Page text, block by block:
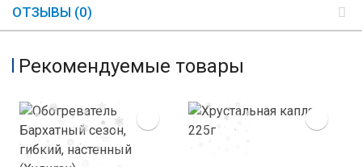
ОТЗЫВЫ (0)
Рекомендуемые товары